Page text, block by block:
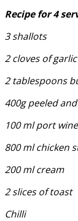
Recipe for 4
3 shallots
2 cloves of garlic
2 tablespoons
400g peeled
100 ml port wine
800 ml chicken
200 ml cream
2 slices of toast
Chilli